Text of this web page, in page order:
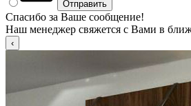
Спасибо за Ваше сообщение!
Наш менеджер свяжется с Вами в